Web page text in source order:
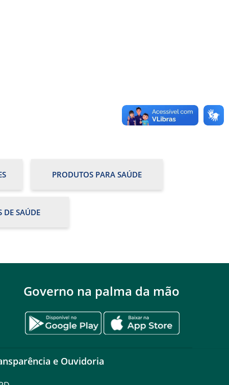
PRODUTOS PARA SAÚDE
DE SAÚDE
Governo na palma da mão
e Ouvidoria